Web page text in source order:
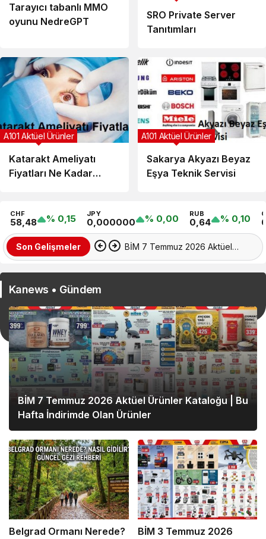
Tarayıcı tabanlı MMO
oyunu NedreGPT
SRO Private Server
Tanıtımları
Katarakt Ameliyatı
Fiyatları Ne Kadar
A101 Aktüel Ürünler
Sakarya Akyazı Beyaz
Eşya Teknik Servisi
A101 Aktüel Ürünler
CHF
58,48 % 0,15 JPY
0,000000 % 0,00 RUB
0,64 % 0,10
Son Gelişmeler Belgrad Ormanı Nerede? Nasıl
Gidilir? Güncel Gezi Rehberi
Kanews • Gündem
BİM 7 Temmuz 2026 Aktüel Ürünler Kataloğu | Bu
Hafta İndirimde Olan Ürünler
Belgrad Ormanı Nerede?
BİM 3 Temmuz 2026